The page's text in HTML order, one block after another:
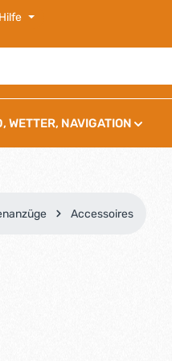
WETTER, NAVIGATION
Accessoires